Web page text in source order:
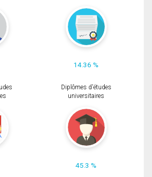
14.36 %
Diplômes d'études
universitaires
45.3 %